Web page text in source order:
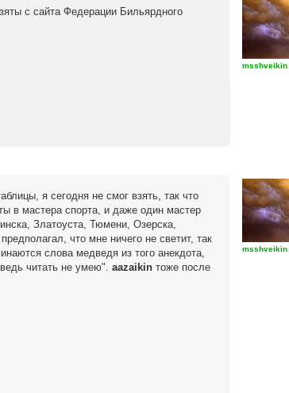
с сайта Федерации Бильярдного
msshveikin
я сегодня не смог взять, так что
в мастера спорта, и даже один мастер
Златоуста, Тюмени, Озерска,
что мне ничего не светит, так
слова медведя из того анекдота,
читать не умею". aazaikin тоже после
msshveikin